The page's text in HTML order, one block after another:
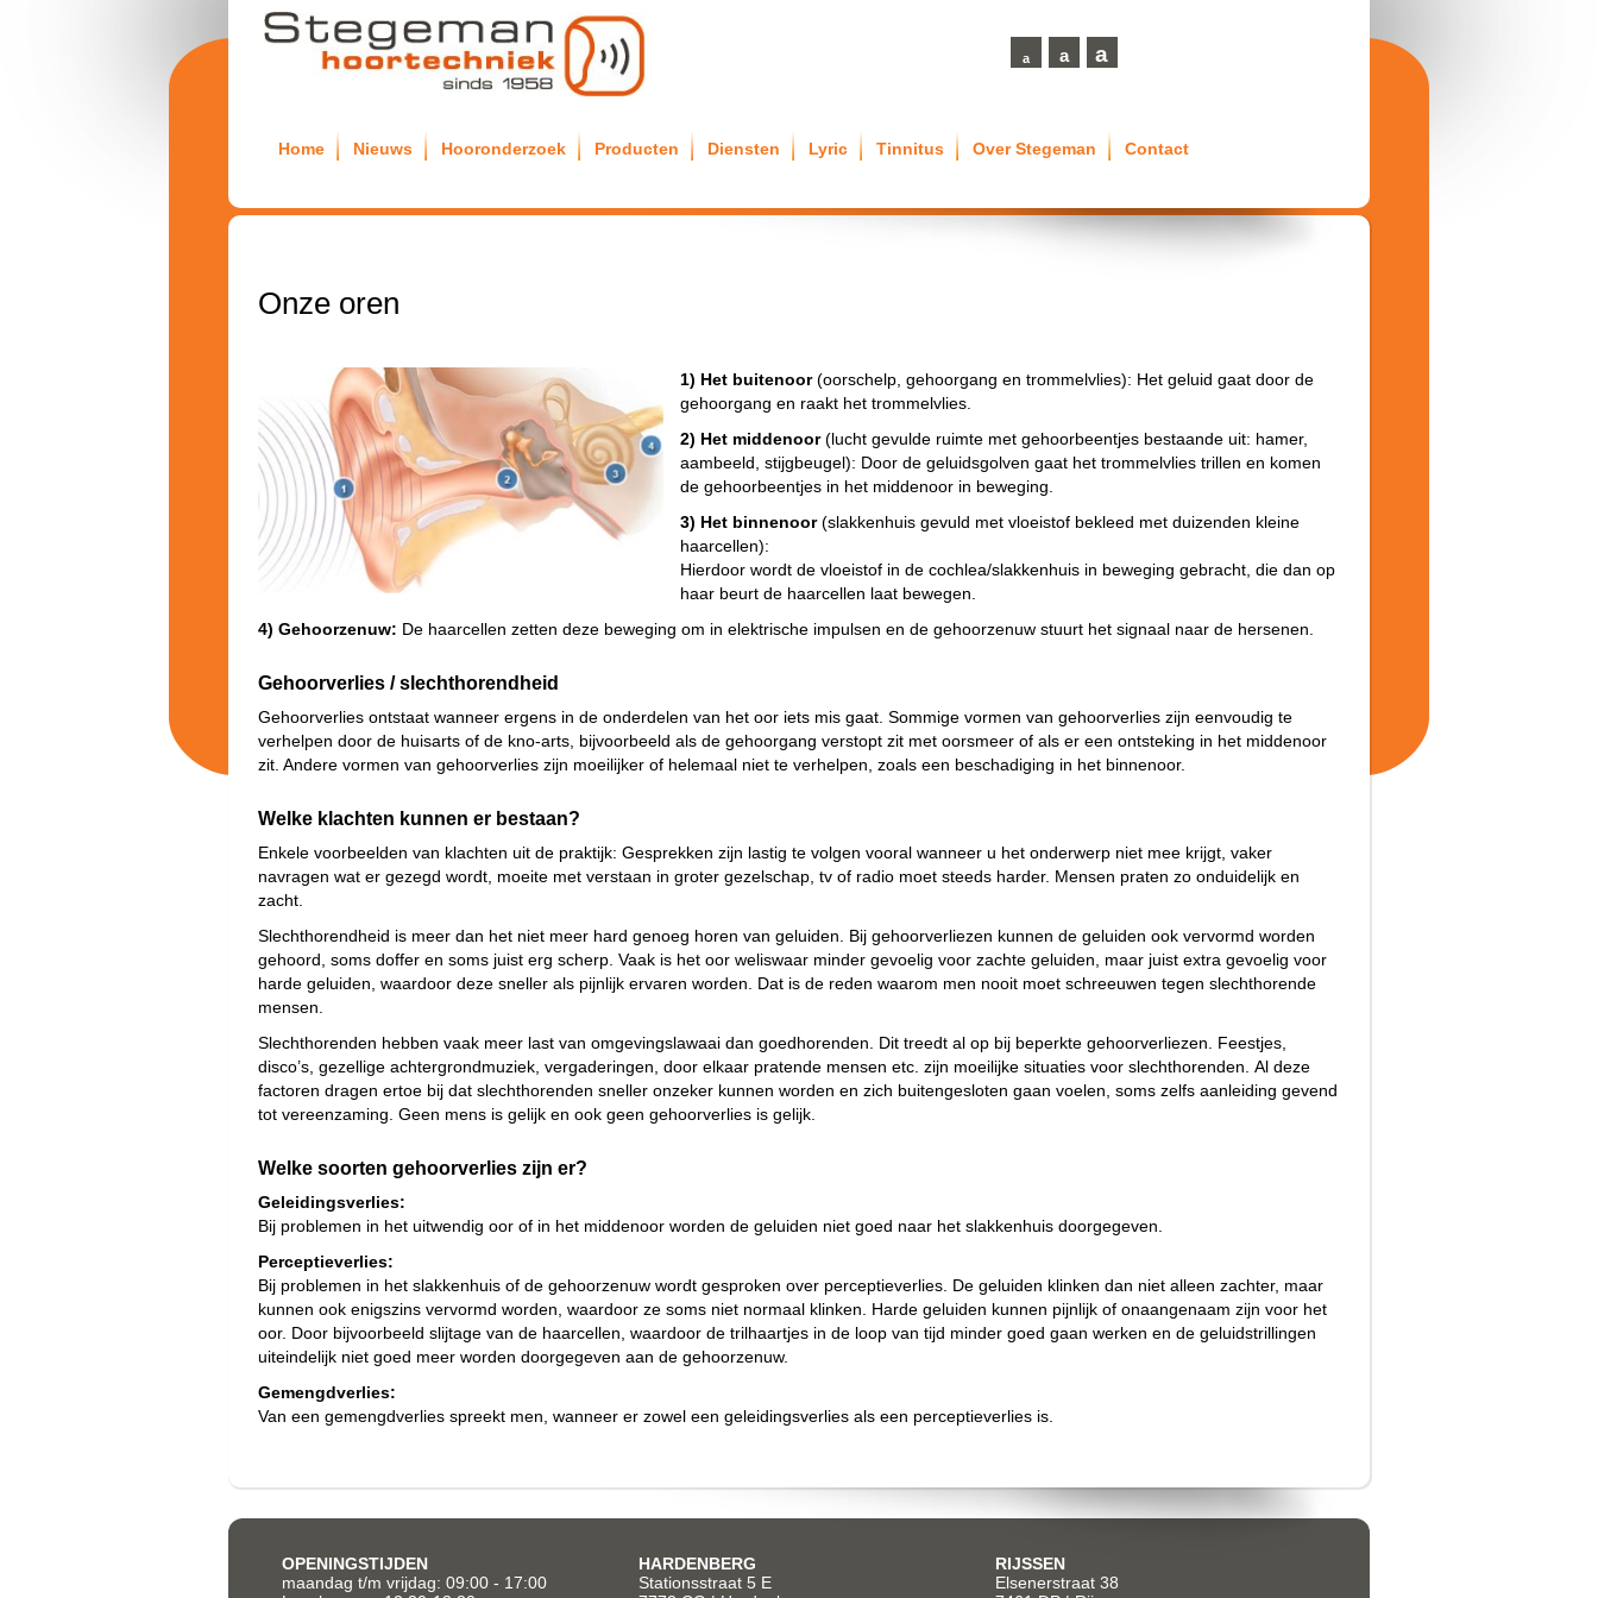
a a a
Home Nieuws Hooronderzoek Producten Diensten Lyric Tinnitus Over Stegeman Contact
Onze oren
1) Het buitenoor(oorschelp, gehoorgang en trommelvlies): Het geluid gaat door de
gehoorgang en raakt het trommelvlies.
2) Het middenoor(lucht gevulde ruimte met gehoorbeentjes bestaande uit: hamer,
aambeeld, stijgbeugel): Door de geluidsgolven gaat het trommelvlies trillen en komen
de gehoorbeentjes in het middenoor in beweging.
3) Het binnenoor(slakkenhuis gevuld met vloeistof bekleed met duizenden kleine
haarcellen):
Hierdoor wordt de vloeistof in de cochlea/slakkenhuis in beweging gebracht, die dan op
haar beurt de haarcellen laat bewegen.
4) Gehoorzenuw: De haarcellen zetten deze beweging om in elektrische impulsen en de gehoorzenuw stuurt het signaal naar de hersenen.
Gehoorverlies / slechthorendheid
Gehoorverlies ontstaat wanneer ergens in de onderdelen van het oor iets mis gaat. Sommige vormen van gehoorverlies zijn eenvoudig te
verhelpen door de huisarts of de kno-arts, bijvoorbeeld als de gehoorgang verstopt zit met oorsmeer of als er een ontsteking in het middenoor
zit. Andere vormen van gehoorverlies zijn moeilijker of helemaal niet te verhelpen, zoals een beschadiging in het binnenoor.
Welke klachten kunnen er bestaan?
Enkele voorbeelden van klachten uit de praktijk: Gesprekken zijn lastig te volgen vooral wanneer u het onderwerp niet mee krijgt, vaker
navragen wat er gezegd wordt, moeite met verstaan in groter gezelschap, tv of radio moet steeds harder. Mensen praten zo onduidelijk en
zacht.
Slechthorendheid is meer dan het niet meer hard genoeg horen van geluiden. Bij gehoorverliezen kunnen de geluiden ook vervormd worden
gehoord, soms doffer en soms juist erg scherp. Vaak is het oor weliswaar minder gevoelig voor zachte geluiden, maar juist extra gevoelig voor
harde geluiden, waardoor deze sneller als pijnlijk ervaren worden. Dat is de reden waarom men nooit moet schreeuwen tegen slechthorende
mensen.
Slechthorenden hebben vaak meer last van omgevingslawaai dan goedhorenden. Dit treedt al op bij beperkte gehoorverliezen. Feestjes,
disco’s, gezellige achtergrondmuziek, vergaderingen, door elkaar pratende mensen etc. zijn moeilijke situaties voor slechthorenden. Al deze
factoren dragen ertoe bij dat slechthorenden sneller onzeker kunnen worden en zich buitengesloten gaan voelen, soms zelfs aanleiding gevend
tot vereenzaming. Geen mens is gelijk en ook geen gehoorverlies is gelijk.
Welke soorten gehoorverlies zijn er?
Geleidingsverlies:
Bij problemen in het uitwendig oor of in het middenoor worden de geluiden niet goed naar het slakkenhuis doorgegeven.
Perceptieverlies:
Bij problemen in het slakkenhuis of de gehoorzenuw wordt gesproken over perceptieverlies. De geluiden klinken dan niet alleen zachter, maar
kunnen ook enigszins vervormd worden, waardoor ze soms niet normaal klinken. Harde geluiden kunnen pijnlijk of onaangenaam zijn voor het
oor. Door bijvoorbeeld slijtage van de haarcellen, waardoor de trilhaartjes in de loop van tijd minder goed gaan werken en de geluidstrillingen
uiteindelijk niet goed meer worden doorgegeven aan de gehoorzenuw.
Gemengdverlies:
Van een gemengdverlies spreekt men, wanneer er zowel een geleidingsverlies als een perceptieverlies is.
OPENINGSTIJDEN
maandag t/m vrijdag: 09:00 - 17:00
HARDENBERG
Stationsstraat 5 E
RIJSSEN
Elsenerstraat 38